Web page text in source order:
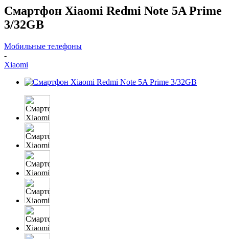
Смартфон Xiaomi Redmi Note 5A Prime
3/32GB
Мобильные телефоны
-
Xiaomi